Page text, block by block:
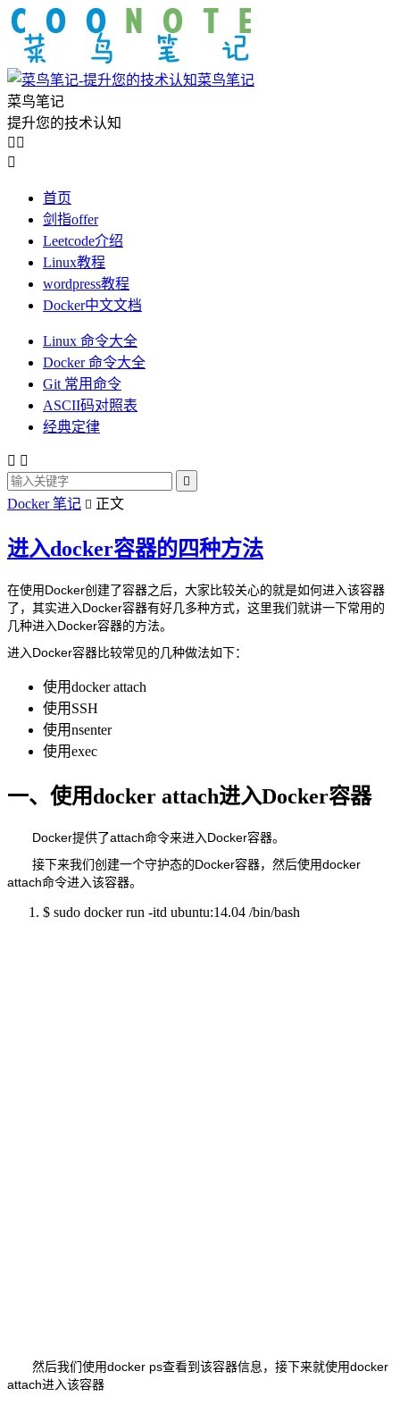
菜鸟笔记
菜鸟笔记
提升您的技术认知
 

首页
剑指offer
Leetcode介绍
Linux教程
wordpress教程
Docker中文文档
Linux 命令大全
Docker 命令大全
Git 常用命令
ASCII码对照表
经典定律
 

Docker 笔记  正文
进入docker容器的四种方法
在使用Docker创建了容器之后，大家比较关心的就是如何进入该容器
了，其实进入Docker容器有好几多种方式，这里我们就讲一下常用的
几种进入Docker容器的方法。
进入Docker容器比较常见的几种做法如下：
使用docker attach
使用SSH
使用nsenter
使用exec
一、使用docker attach进入Docker容器
Docker提供了attach命令来进入Docker容器。
接下来我们创建一个守护态的Docker容器，然后使用docker
attach命令进入该容器。
$ sudo docker run -itd ubuntu:14.04 /bin/bash
然后我们使用docker ps查看到该容器信息，接下来就使用docker
attach进入该容器